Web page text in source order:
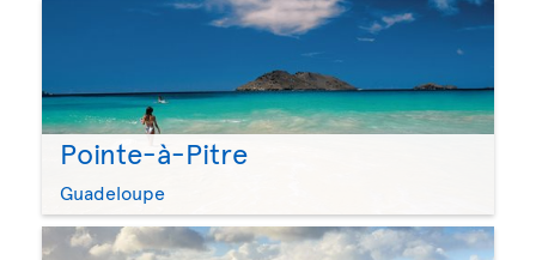
Pointe-à-Pitre
Guadeloupe